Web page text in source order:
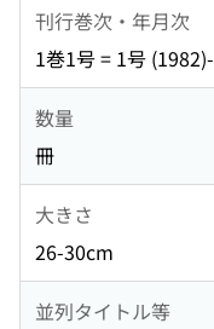
刊行巻次・年月次
1巻1号 = 1号 (1982)-
数量
冊
大きさ
26-30cm
並列タイトル等